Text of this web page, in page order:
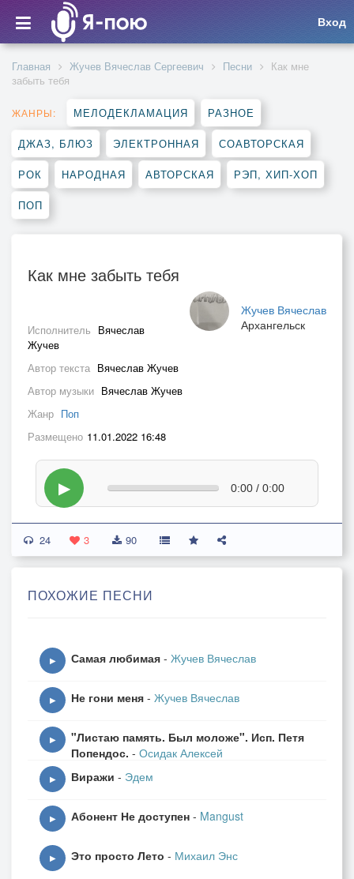
Вход
Главная Жучев Вячеслав Сергеевич Песни
Как мне
забыть тебя
ЖАНРЫ: МЕЛОДЕКЛАМАЦИЯ РАЗНОЕ
ДЖАЗ, БЛЮЗ ЭЛЕКТРОННАЯ СОАВТОРСКАЯ
РОК НАРОДНАЯ АВТОРСКАЯ РЭП, ХИП-ХОП
ПОП
Как мне забыть тебя
Жучев Вячеслав
Архангельск
Исполнитель Вячеслав
Жучев
Автор текста Вячеслав Жучев
Автор музыки Вячеслав Жучев
Жанр Поп
Размещено 11.01.2022 16:48
▶ 0:00 / 0:00
24 3 90
ПОХОЖИЕ ПЕСНИ
▶ Самая любимая - Жучев Вячеслав
▶ Не гони меня - Жучев Вячеслав
▶
"Листаю память. Был моложе". Исп. Петя
Попендос. - Осидак Алексей
▶ Виражи - Эдем
▶ Абонент Не доступен - Mangust
▶ Это просто Лето - Михаил Энс